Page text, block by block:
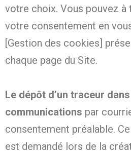
votre choix. Vous pouvez
votre consentement en
[Gestion des cookies]
chaque page du Site.
Le dépôt d’un traceur
communications par
consentement préalable.
est demandé lors de la